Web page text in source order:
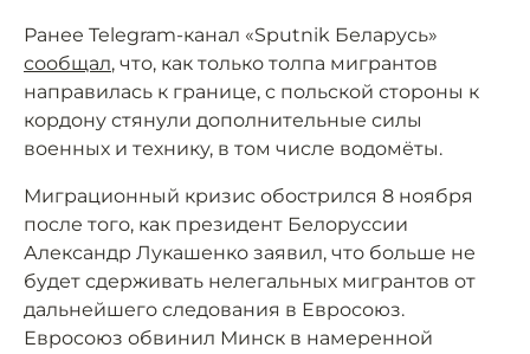
Ранее Telegram-канал «Sputnik Беларусь»
сообщал, что, как только толпа мигрантов
направилась к границе, с польской стороны к
кордону стянули дополнительные силы
военных и технику, в том числе водомёты.
Миграционный кризис обострился 8 ноября
после того, как президент Белоруссии
Александр Лукашенко заявил, что больше не
будет сдерживать нелегальных мигрантов от
дальнейшего следования в Евросоюз.
Евросоюз обвинил Минск в намеренной